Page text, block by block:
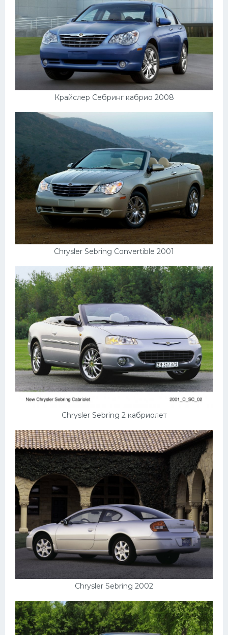
Крайслер Себринг кабрио 2008
Chrysler Sebring Convertible 2001
Chrysler Sebring 2 кабриолет
Chrysler Sebring 2002